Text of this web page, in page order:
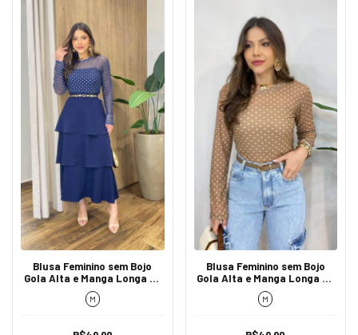
Blusa Feminino sem Bojo
Gola Alta e Manga Longa de
Tule Poá Azul
M
Blusa Feminino sem Bojo
Gola Alta e Manga Longa de
Tule Poá
M